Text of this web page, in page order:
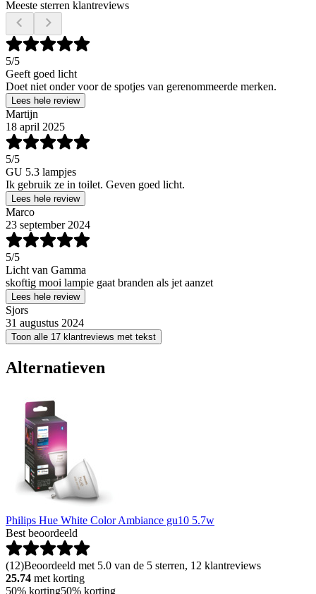
Meeste sterren klantreviews
5/5
Geeft goed licht
Doet niet onder voor de spotjes van gerenommeerde merken.
Lees hele review
Martijn
18 april 2025
5/5
GU 5.3 lampjes
Ik gebruik ze in toilet. Geven goed licht.
Lees hele review
Marco
23 september 2024
5/5
Licht van Gamma
skoftig mooi lampie gaat branden als jet aanzet
Lees hele review
Sjors
31 augustus 2024
Toon alle 17 klantreviews met tekst
Alternatieven
Philips Hue White Color Ambiance gu10 5.7w
Best beoordeeld
(12)Beoordeeld met 5.0 van de 5 sterren, 12 klantreviews
25.74 met korting
50% korting50% korting